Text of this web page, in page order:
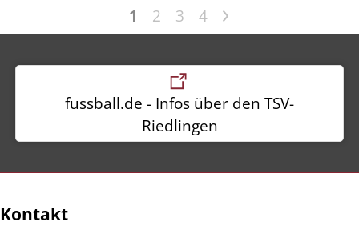
1 2 3 4 >
fussball.de - Infos über den TSV-
Riedlingen
Kontakt